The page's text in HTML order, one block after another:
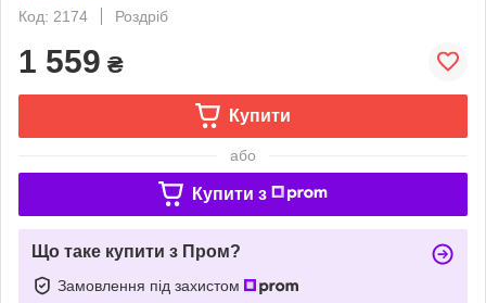
Код: 2174
Роздріб
1 559 ₴
Купити
або
Купити з
Що таке купити з Пром?
Замовлення під захистом